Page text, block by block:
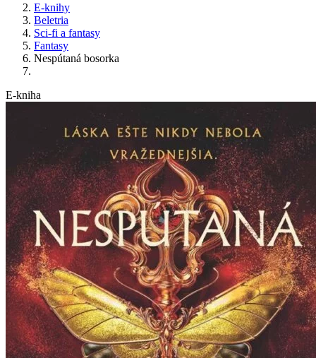
E-knihy
Beletria
Sci-fi a fantasy
Fantasy
Nespútaná bosorka
E-kniha